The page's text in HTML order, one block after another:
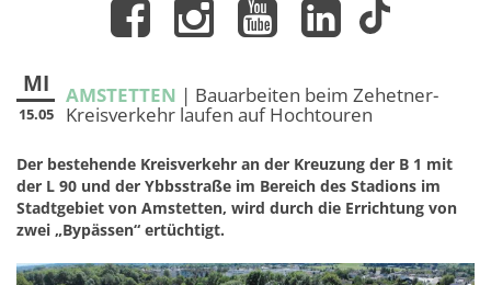
MI
15.05
AMSTETTEN | Bauarbeiten beim Zehetner-
Kreisverkehr laufen auf Hochtouren
Der bestehende Kreisverkehr an der Kreuzung der B 1 mit
der L 90 und der Ybbsstraße im Bereich des Stadions im
Stadtgebiet von Amstetten, wird durch die Errichtung von
zwei „Bypässen“ ertüchtigt.